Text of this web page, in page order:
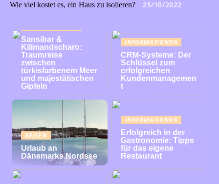
Wie viel kostet es, ein Haus zu isolieren? 25/10/2022
Sansibar &
Kilimandscharo:
Traumreise
zwischen
türkisfarbenem Meer
und majestätischen
Gipfeln
INFORMATIONEN
CRM-Systeme: Der
Schlüssel zum
erfolgreichen
Kundenmanagemen
t
REISEN
Urlaub an
Dänemarks Nordsee
INFORMATIONEN
Erfolgreich in der
Gastronomie: Tipps
für das eigene
Restaurant